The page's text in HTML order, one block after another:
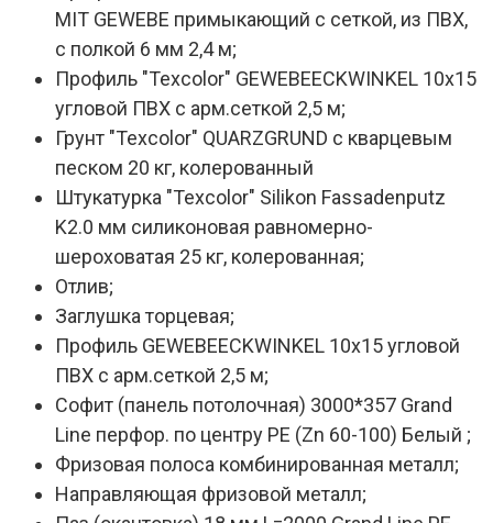
MIT GEWEBE примыкающий с сеткой, из ПВХ,
с полкой 6 мм 2,4 м;
Профиль "Texcolor" GEWEBEECKWINKEL 10х15
угловой ПВХ с арм.сеткой 2,5 м;
Грунт "Texcolor" QUARZGRUND с кварцевым
песком 20 кг, колерованный
Штукатурка "Texcolor" Silikon Fassadenputz
K2.0 мм силиконовая равномерно-
шероховатая 25 кг, колерованная;
Отлив;
Заглушка торцевая;
Профиль GEWEBEECKWINKEL 10х15 угловой
ПВХ с арм.сеткой 2,5 м;
Софит (панель потолочная) 3000*357 Grand
Line перфор. по центру PE (Zn 60-100) Белый ;
Фризовая полоса комбинированная металл;
Направляющая фризовой металл;